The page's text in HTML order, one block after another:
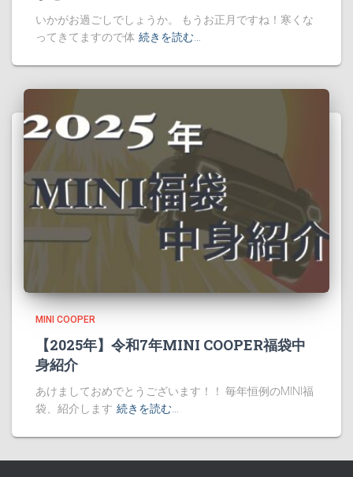
いかがお過ごしでしょうか。 もうお正月ですね！寒くな
ってきてますので体 続きを読む…
MINI COOPER
【2025年】令和7年MINI COOPER福袋中
身紹介
あけましておめでとうございます！！ 毎年恒例のMINI福
袋、紹介します 続きを読む…